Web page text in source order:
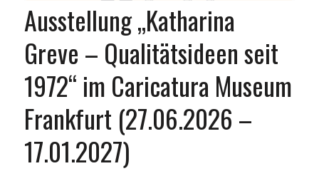
Ausstellung „Katharina
Greve – Qualitätsideen seit
1972“ im Caricatura Museum
Frankfurt (27.06.2026 –
17.01.2027)